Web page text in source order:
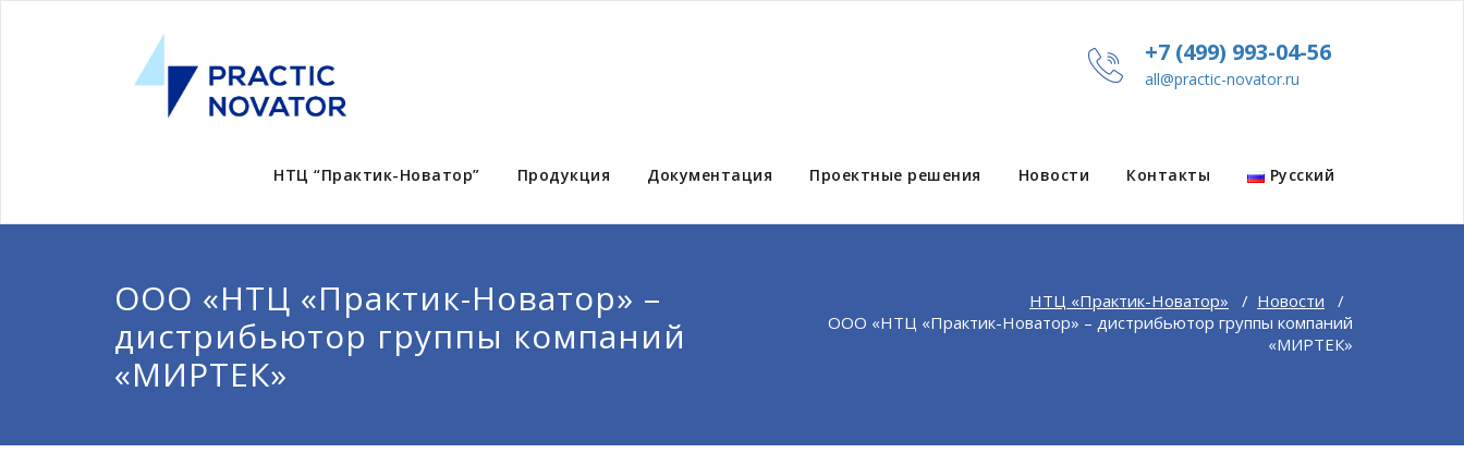
+7 (499) 993-04-56
all@practic-novator.ru
НТЦ “Практик-Новатор” Продукция Документация Проектные решения Новости Контакты Русский
ООО «НТЦ «Практик-Новатор» –
дистрибьютор группы компаний
«МИРТЕК»
НТЦ «Практик-Новатор» / Новости /
ООО «НТЦ «Практик-Новатор» – дистрибьютор группы компаний
«МИРТЕК»